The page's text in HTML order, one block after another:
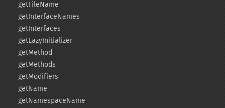
getFileName
getInterfaceNames
getInterfaces
getLazyInitializer
getMethod
getMethods
getModifiers
getName
getNamespaceName